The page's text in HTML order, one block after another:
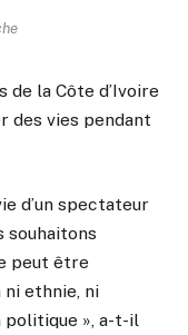
la Côte d’Ivoire
des vies pendant
d’un spectateur
souhaitons
peut être
ni ethnie, ni
», a-t-il